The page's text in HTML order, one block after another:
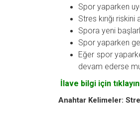
Spor yaparken
Stres kırığı
Spora yeni
Spor yaparken
Eğer spor
devam ederse
İlave bilgi için
Anahtar Kelimeler: Stres